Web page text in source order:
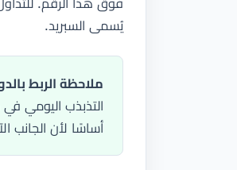
فوق هذا الرقم.
يُسمى السبريد.
ملاحظة الربط
التذبذب اليومي في
أساسًا لأن الجانب